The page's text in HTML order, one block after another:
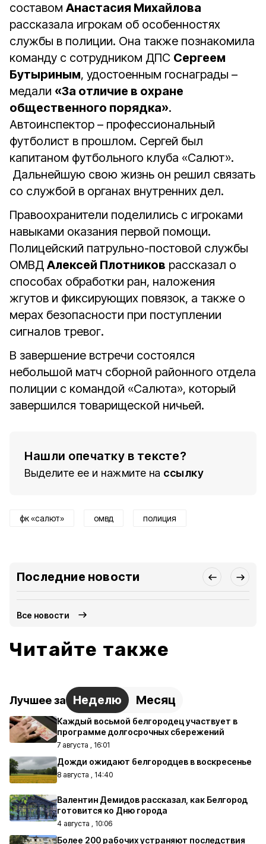
составом Анастасия Михайлова
рассказала игрокам об особенностях
службы в полиции. Она также познакомила
команду с сотрудником ДПС Сергеем
Бутыриным, удостоенным госнаграды –
медали «За отличие в охране
общественного порядка».
Автоинспектор – профессиональный
футболист в прошлом. Сергей был
капитаном футбольного клуба «Салют».
Дальнейшую свою жизнь он решил связать
со службой в органах внутренних дел.
Правоохранители поделились с игроками
навыками оказания первой помощи.
Полицейский патрульно-постовой службы
ОМВД Алексей Плотников рассказал о
способах обработки ран, наложения
жгутов и фиксирующих повязок, а также о
мерах безопасности при поступлении
сигналов тревог.
В завершение встречи состоялся
небольшой матч сборной районного отдела
полиции с командой «Салюта», который
завершился товарищеской ничьей.
Нашли опечатку в тексте?
Выделите ее и нажмите на ссылку
фк «салют» омвд полиция
Последние новости
Все новости
Читайте также
Лучшее за Неделю Месяц
Каждый восьмой белгородец участвует в
программе долгосрочных сбережений
7 августа , 16:01
Дожди ожидают белгородцев в воскресенье
8 августа , 14:40
Валентин Демидов рассказал, как Белгород
готовится ко Дню города
4 августа , 10:06
Более 200 рабочих устраняют последствия